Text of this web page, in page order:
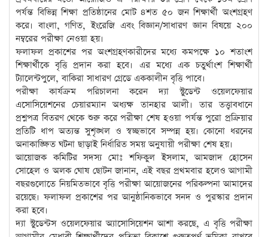
পর্যন্ত বিভিন্ন শিক্ষা প্রতিষ্ঠানের মোট ৪শত ৫০ জন শিক্ষার্থী অংশগ্রহণ
করে। বাংলা, গণিত, ইংরেজি এবং বিজ্ঞান/সাধারণ জ্ঞান বিষয়ে ২০০
নম্বরের পরীক্ষা নেওয়া হয়।
ফলাফল প্রকাশের পর অংশগ্রহণকারীদের মধ্যে কমপক্ষে ১০ শতাংশ
শিক্ষার্থীকে বৃত্তি প্রদান করা হবে। এর মধ্যে এক চতুর্থাংশ শিক্ষার্থী
ট্যালেন্টপুলে, বাকিরা সাধারণ গ্রেডে এককালীন বৃত্তি পাবে।
পরীক্ষা কার্যক্রম পরিচালনা করেন দ্যা স্টুডেন্ট ওয়েলফেয়ার
এসোসিয়েশনের চেয়ারম্যান অধ্যক্ষ তানহার আলী। তার তত্ত্বাবধানে
প্রশ্নপত্র বিতরণ থেকে শুরু করে পরীক্ষা শেষ হওয়া পর্যন্ত পুরো প্রক্রিয়ার
প্রতিটি ধাপ অত্যন্ত সুশৃঙ্খল ও স্বচ্ছভাবে সম্পন্ন হয়। কোনো ধরনের
অনাকাঙ্ক্ষিত ঘটনা ছাড়াই নির্ধারিত সময় অনুযায়ী পরীক্ষা শেষ হয়।
আয়োজক কমিটির সদস্য মোঃ শফিকুল ইসলাম, আমজাদ হোসেন
সোহেল ও অলক ঘোষ ছোটন জানান, এই বছর প্রথমবার হলেও আগামী
বছরগুলোতে নিয়মিতভাবে বৃত্তি পরীক্ষা আয়োজনের পরিকল্পনা আমাদের
রয়েছে। ফলাফল প্রকাশের পর আনুষ্ঠানিকভাবে সনদ ও পুরস্কার প্রদান
করা হবে।
দ্যা স্টুডেন্টস ওয়েলফেয়ার অ্যাসোসিয়েশন আশা করছে, এ বৃত্তি পরীক্ষা